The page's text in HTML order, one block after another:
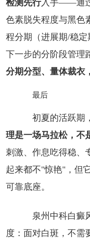
检测先行入手——通
色素脱失程度与黑色
程分期（进展期/稳
下一步的分阶段管理
分期分型、量体裁衣
最后
初夏的活跃期，
理是一场马拉松，不
刺激、作息吃得稳
起来都不"惊艳"，但
可靠底座。
泉州中科白癜风
度：面对白斑，不需